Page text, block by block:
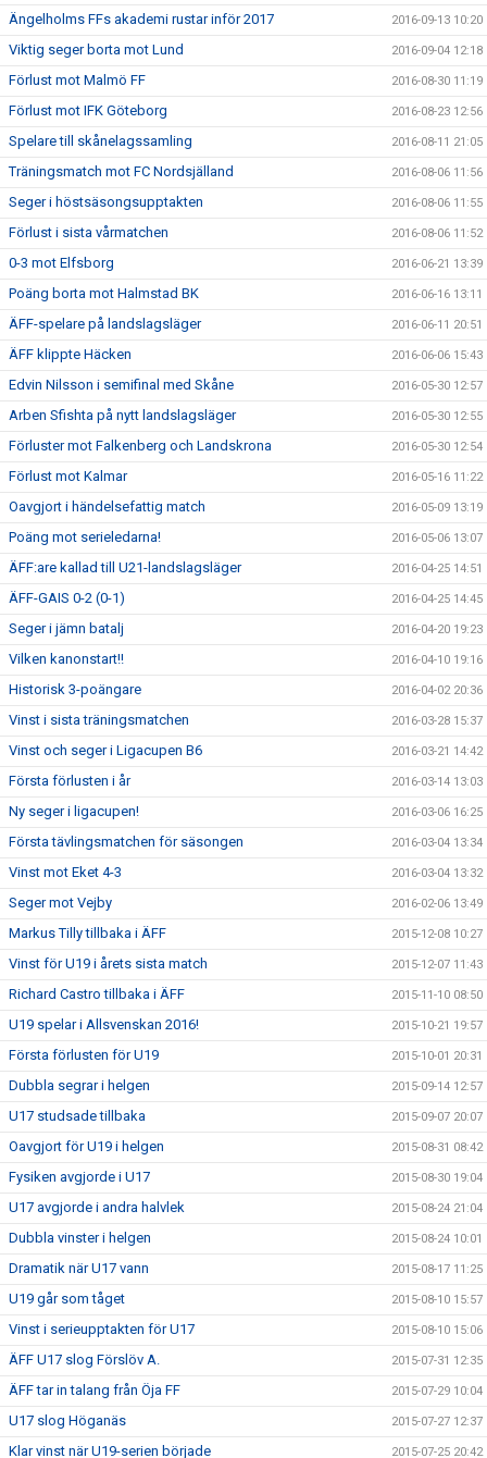
Ängelholms FFs akademi rustar inför 2017 2016-09-13 10:20
Viktig seger borta mot Lund 2016-09-04 12:18
Förlust mot Malmö FF 2016-08-30 11:19
Förlust mot IFK Göteborg 2016-08-23 12:56
Spelare till skånelagssamling 2016-08-11 21:05
Träningsmatch mot FC Nordsjälland 2016-08-06 11:56
Seger i höstsäsongsupptakten 2016-08-06 11:55
Förlust i sista vårmatchen 2016-08-06 11:52
0-3 mot Elfsborg 2016-06-21 13:39
Poäng borta mot Halmstad BK 2016-06-16 13:11
ÄFF-spelare på landslagsläger 2016-06-11 20:51
ÄFF klippte Häcken 2016-06-06 15:43
Edvin Nilsson i semifinal med Skåne 2016-05-30 12:57
Arben Sfishta på nytt landslagsläger 2016-05-30 12:55
Förluster mot Falkenberg och Landskrona 2016-05-30 12:54
Förlust mot Kalmar 2016-05-16 11:22
Oavgjort i händelsefattig match 2016-05-09 13:19
Poäng mot serieledarna! 2016-05-06 13:07
ÄFF:are kallad till U21-landslagsläger 2016-04-25 14:51
ÄFF-GAIS 0-2 (0-1) 2016-04-25 14:45
Seger i jämn batalj 2016-04-20 19:23
Vilken kanonstart!! 2016-04-10 19:16
Historisk 3-poängare 2016-04-02 20:36
Vinst i sista träningsmatchen 2016-03-28 15:37
Vinst och seger i Ligacupen B6 2016-03-21 14:42
Första förlusten i år 2016-03-14 13:03
Ny seger i ligacupen! 2016-03-06 16:25
Första tävlingsmatchen för säsongen 2016-03-04 13:34
Vinst mot Eket 4-3 2016-03-04 13:32
Seger mot Vejby 2016-02-06 13:49
Markus Tilly tillbaka i ÄFF 2015-12-08 10:27
Vinst för U19 i årets sista match 2015-12-07 11:43
Richard Castro tillbaka i ÄFF 2015-11-10 08:50
U19 spelar i Allsvenskan 2016! 2015-10-21 19:57
Första förlusten för U19 2015-10-01 20:31
Dubbla segrar i helgen 2015-09-14 12:57
U17 studsade tillbaka 2015-09-07 20:07
Oavgjort för U19 i helgen 2015-08-31 08:42
Fysiken avgjorde i U17 2015-08-30 19:04
U17 avgjorde i andra halvlek 2015-08-24 21:04
Dubbla vinster i helgen 2015-08-24 10:01
Dramatik när U17 vann 2015-08-17 11:25
U19 går som tåget 2015-08-10 15:57
Vinst i serieupptakten för U17 2015-08-10 15:06
ÄFF U17 slog Förslöv A. 2015-07-31 12:35
ÄFF tar in talang från Öja FF 2015-07-29 10:04
U17 slog Höganäs 2015-07-27 12:37
Klar vinst när U19-serien började 2015-07-25 20:42